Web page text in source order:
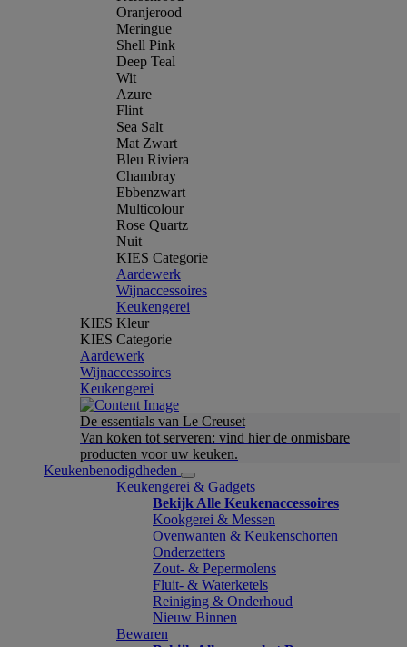
Oranjerood
Meringue
Shell Pink
Deep Teal
Wit
Azure
Flint
Sea Salt
Mat Zwart
Bleu Riviera
Chambray
Ebbenzwart
Multicolour
Rose Quartz
Nuit
KIES Categorie
Aardewerk
Wijnaccessoires
Keukengerei
KIES Kleur
KIES Categorie
Aardewerk
Wijnaccessoires
Keukengerei
De essentials van Le Creuset
Van koken tot serveren: vind hier de onmisbare
producten voor uw keuken.
Keukenbenodigdheden
Keukengerei & Gadgets
Bekijk Alle Keukenaccessoires
Kookgerei & Messen
Ovenwanten & Keukenschorten
Onderzetters
Zout- & Pepermolens
Fluit- & Waterketels
Reiniging & Onderhoud
Nieuw Binnen
Bewaren